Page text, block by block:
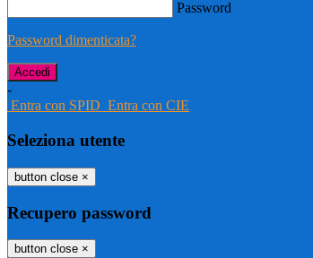
Password
Password dimenticata?
-
Entra con SPID Entra con CIE
Seleziona utente
button close ×
Recupero password
button close ×